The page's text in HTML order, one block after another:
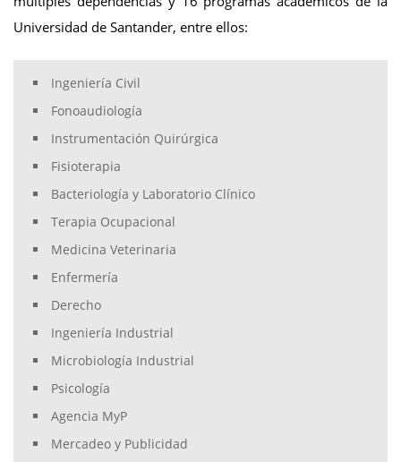
Universidad de Santander, entre ellos:
Ingeniería Civil
Fonoaudiología
Instrumentación Quirúrgica
Fisioterapia
Bacteriología y Laboratorio Clínico
Terapia Ocupacional
Medicina Veterinaria
Enfermería
Derecho
Ingeniería Industrial
Microbiología Industrial
Psicología
Agencia MyP
Mercadeo y Publicidad